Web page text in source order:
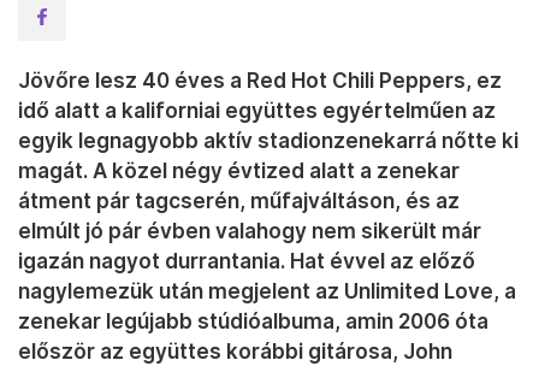
Jövőre lesz 40 éves a Red Hot Chili Peppers, ez
idő alatt a kaliforniai együttes egyértelműen az
egyik legnagyobb aktív stadionzenekarrá nőtte ki
magát. A közel négy évtized alatt a zenekar
átment pár tagcserén, műfajváltáson, és az
elmúlt jó pár évben valahogy nem sikerült már
igazán nagyot durrantania. Hat évvel az előző
nagylemezük után megjelent az Unlimited Love, a
zenekar legújabb stúdióalbuma, amin 2006 óta
először az együttes korábbi gitárosa, John